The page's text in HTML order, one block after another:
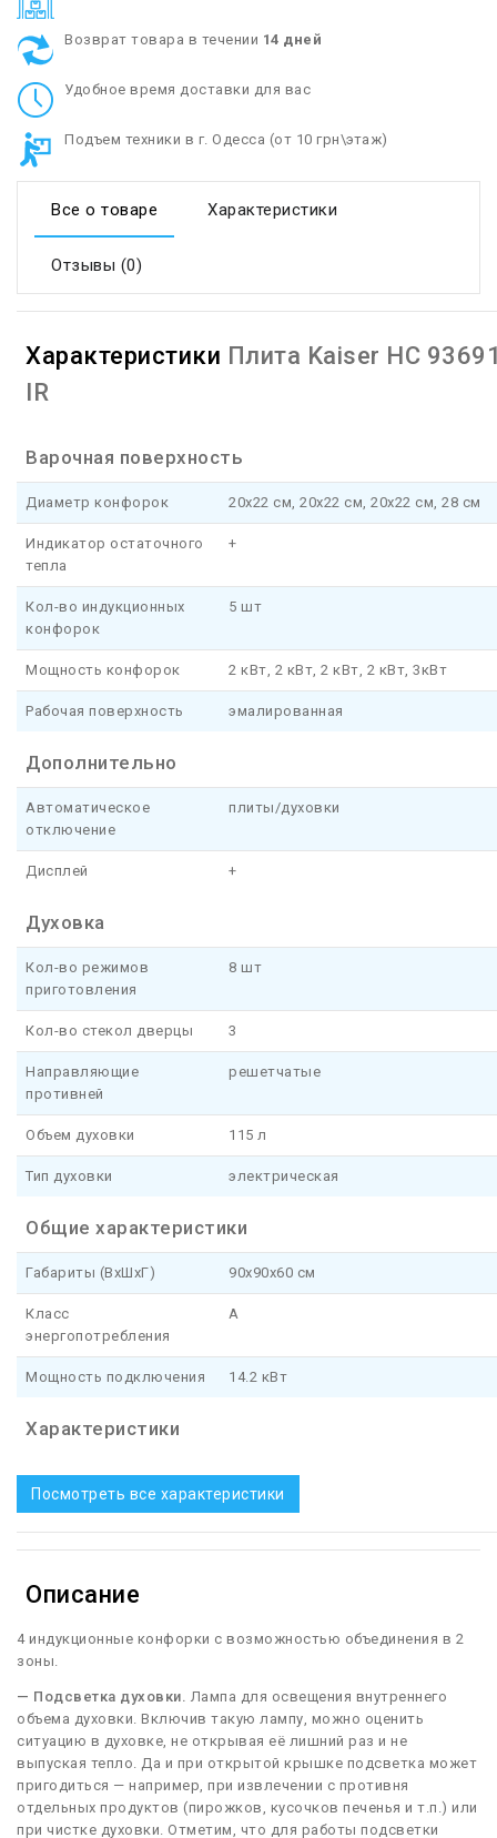
Возврат товара в течении 14 дней
Удобное время доставки для вас
Подъем техники в г. Одесса (от 10 грн\этаж)
Все о товаре Характеристики
Отзывы (0)
Характеристики Плита Kaiser HC
IR
Варочная поверхность
Диаметр конфорок 20x22 см, 20x22 см, 20x22 см, 28 см
Индикатор остаточного
тепла
+
Кол-во индукционных
конфорок
5 шт
Мощность конфорок 2 кВт, 2 кВт, 2 кВт, 2 кВт, 3кВт
Рабочая поверхность эмалированная
Дополнительно
Автоматическое
отключение
плиты/духовки
Дисплей +
Духовка
Кол-во режимов
приготовления
8 шт
Кол-во стекол дверцы 3
Направляющие
противней
решетчатые
Объем духовки 115 л
Тип духовки электрическая
Общие характеристики
Габариты (ВхШхГ) 90x90x60 см
Класс
энергопотребления
A
Мощность подключения 14.2 кВт
Характеристики
Посмотреть все характеристики
Описание
4 индукционные конфорки с возможностью объединения в 2
зоны.
— Подсветка духовки. Лампа для освещения внутреннего
объема духовки. Включив такую лампу, можно оценить
ситуацию в духовке, не открывая её лишний раз и не
выпуская тепло. Да и при открытой крышке подсветка может
пригодиться — например, при извлечении с противня
отдельных продуктов (пирожков, кусочков печенья и т.п.) или
при чистке духовки. Отметим, что для работы подсветки